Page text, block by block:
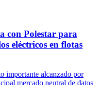
con Polestar para
eléctricos en flotas
importante alcanzado por
mercado neutral de datos